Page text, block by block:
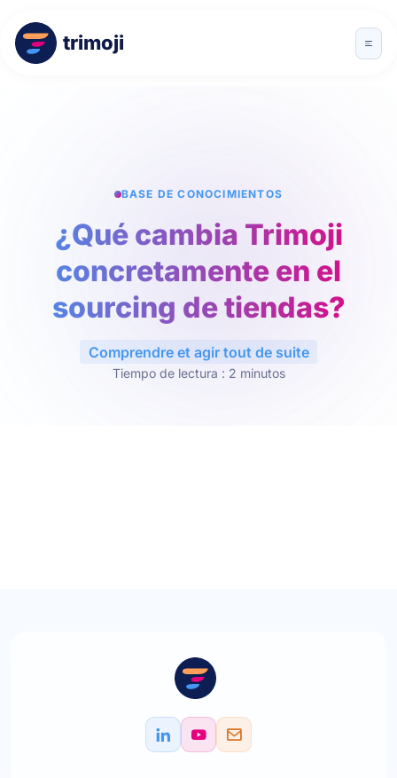
trimoji
BASE DE CONOCIMIENTOS
¿Qué cambia Trimoji
concretamente en el
sourcing de tiendas?
Comprendre et agir tout de suite
Tiempo de lectura : 2 minutos